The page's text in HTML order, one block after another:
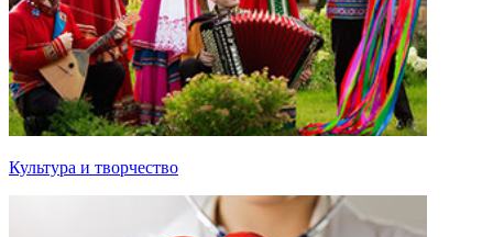
Культура и творчество